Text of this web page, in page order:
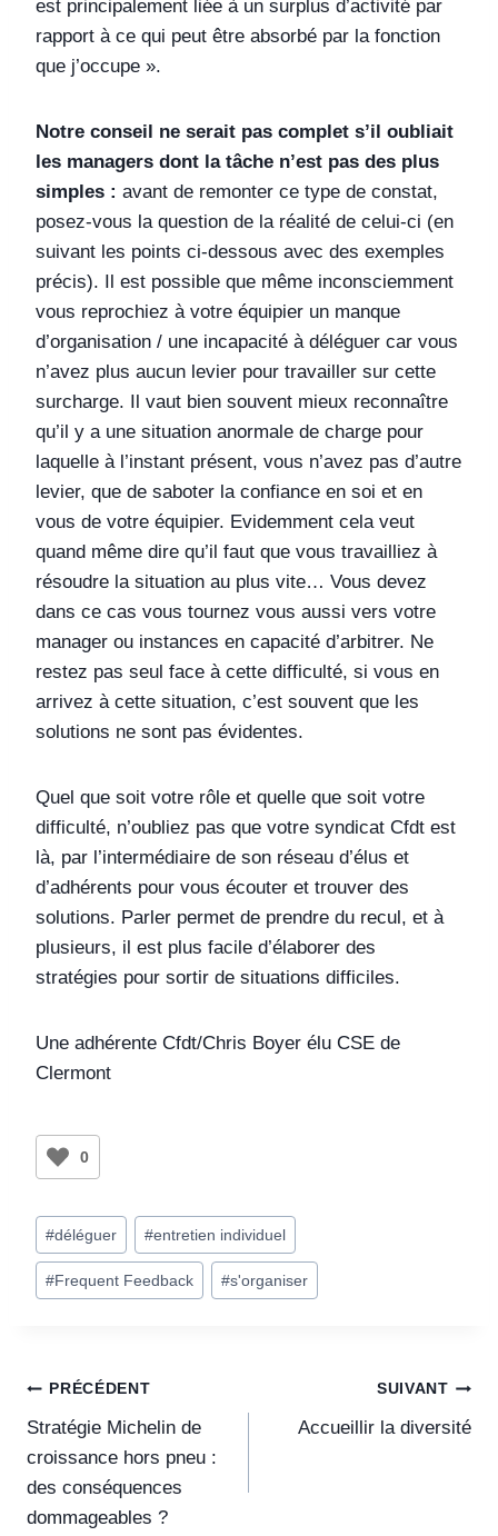
est principalement liée à un surplus d’activité par
rapport à ce qui peut être absorbé par la fonction
que j’occupe ».
Notre conseil ne serait pas complet s’il oubliait
les managers dont la tâche n’est pas des plus
simples : avant de remonter ce type de constat,
posez-vous la question de la réalité de celui-ci (en
suivant les points ci-dessous avec des exemples
précis). Il est possible que même inconsciemment
vous reprochiez à votre équipier un manque
d’organisation / une incapacité à déléguer car vous
n’avez plus aucun levier pour travailler sur cette
surcharge. Il vaut bien souvent mieux reconnaître
qu’il y a une situation anormale de charge pour
laquelle à l’instant présent, vous n’avez pas d’autre
levier, que de saboter la confiance en soi et en
vous de votre équipier. Evidemment cela veut
quand même dire qu’il faut que vous travailliez à
résoudre la situation au plus vite… Vous devez
dans ce cas vous tournez vous aussi vers votre
manager ou instances en capacité d’arbitrer. Ne
restez pas seul face à cette difficulté, si vous en
arrivez à cette situation, c’est souvent que les
solutions ne sont pas évidentes.
Quel que soit votre rôle et quelle que soit votre
difficulté, n’oubliez pas que votre syndicat Cfdt est
là, par l’intermédiaire de son réseau d’élus et
d’adhérents pour vous écouter et trouver des
solutions. Parler permet de prendre du recul, et à
plusieurs, il est plus facile d’élaborer des
stratégies pour sortir de situations difficiles.
Une adhérente Cfdt/Chris Boyer élu CSE de
Clermont
0
#déléguer #entretien individuel
#Frequent Feedback #s'organiser
PRÉCÉDENT
Stratégie Michelin de
croissance hors pneu :
des conséquences
dommageables ?
SUIVANT
Accueillir la diversité